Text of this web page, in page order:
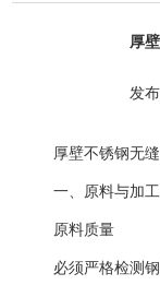
厚
发
厚壁不锈钢无
一、原料与加
‌原料质量‌
必须严格检测